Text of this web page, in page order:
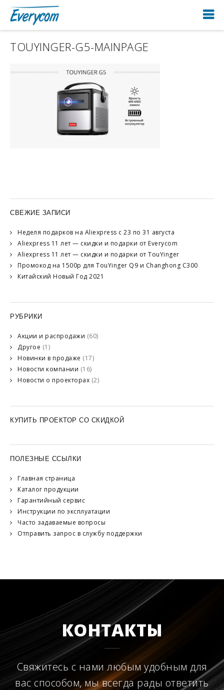
TOUYINGER-G5-MAINPAGE
СВЕЖИЕ ЗАПИСИ
Неделя подарков на Aliexpress с 23 по 31 августа
Aliexpress 11 лет — скидки и подарки от Everycom
Aliexpress 11 лет — скидки и подарки от TouYinger
Промокод на 1500р для TouYinger Q9 и Changhong C300
Китайский Новый Год 2021
РУБРИКИ
Акции и распродажи (60)
Другое (1)
Новинки в продаже (17)
Новости компании (16)
Новости о проекторах (2)
КУПИТЬ ПРОЕКТОР СО СКИДКОЙ
ПОЛЕЗНЫЕ ССЫЛКИ
Главная страница
Каталог продукции
Гарантийный сервис
Инструкции по эксплуатации
Часто задаваемые вопросы
Отправить запрос в службу поддержки
КОНТАКТЫ
Свяжитесь с нами любым удобным для
вас способом, мы всегда рады ответить